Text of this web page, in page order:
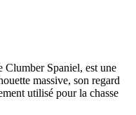
Clumber Spaniel, est une
massive, son regard
utilisé pour la chasse